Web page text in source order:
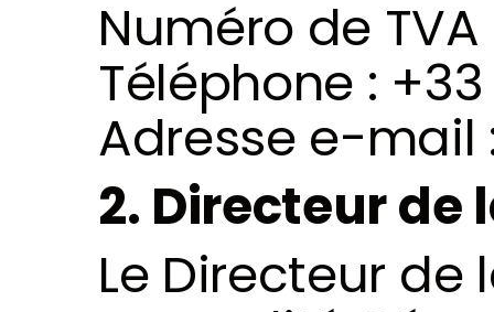
Numéro de
Téléphone :
Adresse e-
2. Directeur de
Le Directeur